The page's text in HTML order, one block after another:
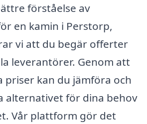
förståelse av
en kamin i Perstorp,
vi att du begär offerter
leverantörer. Genom att
priser kan du jämföra och
alternativet för dina behov
Vår plattform gör det